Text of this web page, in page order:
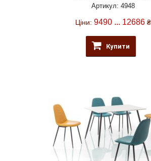
Артикул: 4948
Ціни: 9490 ... 12686 ₴
Купити